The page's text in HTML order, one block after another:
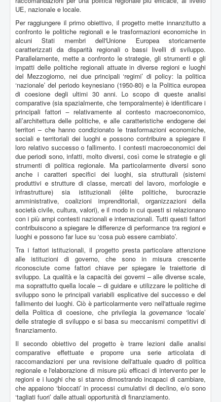
UE, nazionale e locale.
Per raggiungere il primo obiettivo, il progetto mette innanzitutto a
confronto le politiche regionali e le trasformazioni economiche in
alcuni Stati membri dell'Unione Europea storicamente
caratterizzati da disparità regionali o bassi livelli di sviluppo.
Parallelamente, mette a confronto le strategie, gli strumenti e gli
impatti delle politiche regionali attuate in diverse regioni e luoghi
del Mezzogiorno, nei due principali ‘regimi’ di policy: la politica
‘nazionale’ del periodo keynesiano (1950-80) e la Politica europea
di coesione degli ultimi 30 anni. Lo scopo di queste analisi
comparative (sia spazialmente, che temporalmente) è identificare i
principali fattori – relativamente al contesto macroeconomico,
all’architettura delle politiche, e alle caratteristiche endogene dei
territori – che hanno condizionato le trasformazioni economiche,
sociali e territoriali dei luoghi e possono contribuire a spiegare il
loro relativo successo o fallimento. I contesti macroeconomici dei
due periodi sono, infatti, molto diversi, così come le strategie e gli
strumenti di politica regionale. Ma particolarmente diversi sono
anche i caratteri specifici dei luoghi, sia strutturali (sistemi
produttivi e strutture di classe, mercati del lavoro, morfologie e
infrastrutture) sia istituzionali (élite politiche, burocrazie
amministrative, coalizioni imprenditoriali, organizzazioni della
società civile, cultura, valori), e il modo in cui questi si relazionano
con i più ampi contesti nazionali e internazionali. Tutti questi fattori
contribuiscono a spiegare le differenze di performance tra regioni e
luoghi e possono far luce su ‘cosa può essere cambiato’.
Tra i fattori istituzionali, il progetto presta particolare attenzione
alle istituzioni di governo, che sono in misura crescente
riconosciute come fattori chiave per spiegare le traiettorie di
sviluppo. La qualità e la capacità dei governi – alle diverse scale,
ma soprattutto quella locale – di guidare e utilizzare le politiche di
sviluppo sono le principali variabili esplicative del successo e del
fallimento dei luoghi. Ciò è particolarmente vero nell'attuale regime
della Politica di coesione, che privilegia lagovernance ‘locale’
delle strategie di sviluppo e si basa su meccanismi competitivi di
finanziamento.
Il secondo obiettivo del progetto è trarre lezioni dalle analisi
comparative effettuate e proporre una serie articolata di
raccomandazioni per una revisione dell'attuale quadro di politica
regionale e l'elaborazione di misure più efficaci di intervento per le
regioni e i luoghi che si stanno dimostrando incapaci di cambiare,
che appaiono ‘bloccati’ in processi cumulativi di declino, e/o sono
‘tagliati fuori’ dalle attuali opportunità di finanziamento.